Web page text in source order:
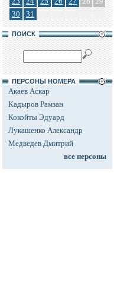
30
31
ПОИСК
ПЕРСОНЫ НОМЕРА
Акаев Аскар
Кадыров Рамзан
Кокойты Эдуард
Лукашенко Александр
Медведев Дмитрий
все персоны